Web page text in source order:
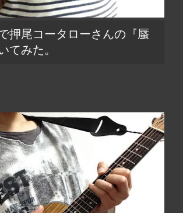
押尾コータローさんの『蜃
てみた。